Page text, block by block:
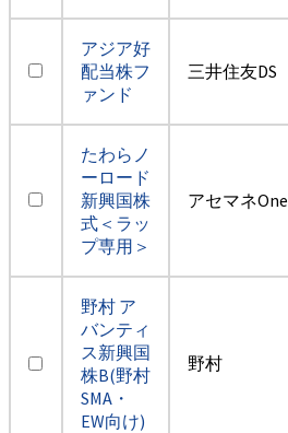
アジア好
配当株フ
ァンド
三井住友DS
たわらノ
ーロード
新興国株
式＜ラッ
プ専用＞
アセマネOne
野村 ア
バンティ
ス新興国
株B(野村
SMA・
EW向け)
野村